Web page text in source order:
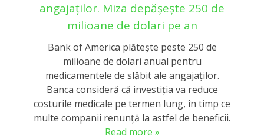
angajaților. Miza depășește 250 de
milioane de dolari pe an
Bank of America plătește peste 250 de
milioane de dolari anual pentru
medicamentele de slăbit ale angajaților.
Banca consideră că investiția va reduce
costurile medicale pe termen lung, în timp ce
multe companii renunță la astfel de beneficii.
Read more »